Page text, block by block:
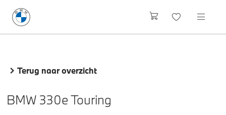
Terug naar overzicht
BMW 330e Touring